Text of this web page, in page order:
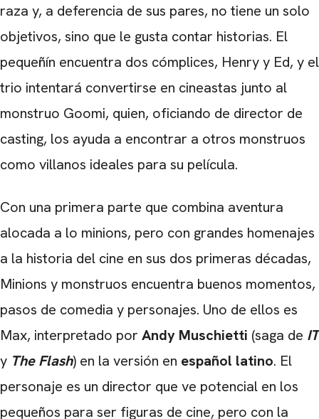
raza y, a deferencia de sus pares, no tiene un solo
objetivos, sino que le gusta contar historias. El
pequeñín encuentra dos cómplices, Henry y Ed, y el
trio intentará convertirse en cineastas junto al
monstruo Goomi, quien, oficiando de director de
casting, los ayuda a encontrar a otros monstruos
como villanos ideales para su película.
Con una primera parte que combina aventura
alocada a lo minions, pero con grandes homenajes
a la historia del cine en sus dos primeras décadas,
Minions y monstruos encuentra buenos momentos,
pasos de comedia y personajes. Uno de ellos es
Max, interpretado por Andy Muschietti (saga de IT
y The Flash) en la versión en español latino. El
personaje es un director que ve potencial en los
pequeños para ser figuras de cine, pero con la